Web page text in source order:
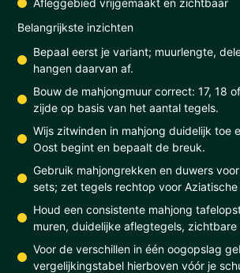
Afleggebied vrijgemaakt en zichtbaar
Belangrijkste inzichten
Bepaal eerst je variant; muurlengte,
hangen daarvan af.
Bouw de mahjongmuur correct: 17, 18
zijde op basis van het aantal tegels.
Wijs zitwinden in mahjong duidelijk toe
Oost begint en bepaalt de breuk.
Gebruik mahjongrekken en duwers
sets; zet tegels rechtop voor Aziatische
Houd een consistente mahjong
muren, duidelijke aflegtegels, zichtbare
Voor de verschillen in één oogopslag
vergelijkingstabel hierboven vóór je